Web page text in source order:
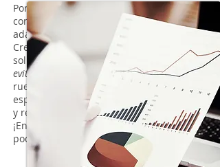
Por ello, nuestro negocio está relacionado
con brindar soluciones inteligentes y
adaptadas a sus necesidades.
Creemos que los clientes que buscan
soluciones de
Planilha
evitando todo el trabajode "reinventar la
rueda" y comprando sistemas de TI
especializados que son pesados, costosos
y requieren personalización.
¡Envíanos tu opinión para que siempre
podamos satisfacer tus necesidades!